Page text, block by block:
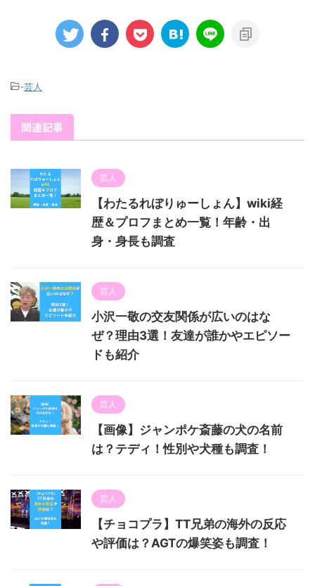
-芸人
関連記事
芸人
【わたるれぼりゅーしょん】wiki経
歴＆プロフまとめ一覧！年齢・出
身・身長も調査
芸人
小沢一敬の交友関係が広いのはな
ぜ？理由3選！友達が誰かやエピソー
ドも紹介
芸人
【画像】ジャンポケ斎藤の犬の名前
は？テディ！性別や犬種も調査！
芸人
【チョコプラ】TT兄弟の海外の反応
や評価は？AGTの爆笑姿も調査！